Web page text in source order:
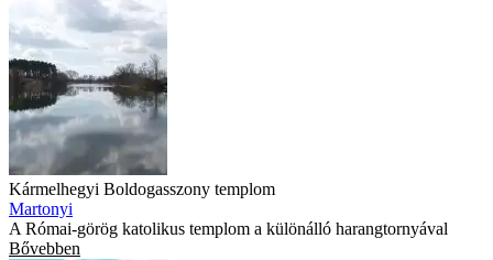
Kármelhegyi Boldogasszony templom
Martonyi
A Római-görög katolikus templom a különálló harangtornyával
Bővebben